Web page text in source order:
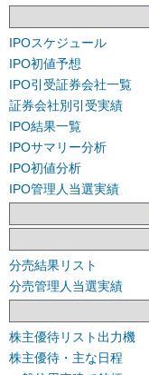
IPOスケジュール
IPO初値予想
IPO引受証券会社一覧
証券会社別引受実績
IPO結果一覧
IPOサマリー分析
IPO初値分析
IPO管理人当選実績
分売結果リスト
分売管理人当選実績
株主優待リスト出力機
株主優待・主な日程